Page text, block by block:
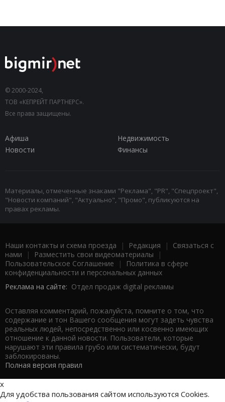
© 2000-2024,
ТОВ «КЕПРЕЙТ ПАРТНЕРС».
Все права защищены.
Афиша
Недвижимость
Новости
Финансы
Материалы, отмеченные знаками "Реклама", "PR", "Спецпроект",
"Новости компаний", "Актуально", "Промо", публикуются на
правах рекламы.
Наши контакты и схема проезда | Редакция | Связаться с
нами | Разместить свои видеоматериалы |
Пользовательское Соглашение |
Политика в сфере
конфиденциальности и персональных данных
Реклама на сайте: Отдел продаж digital рекламы
Оставляя комментарий, пожалуйста, помните о том, что
содержание и тон Вашего сообщения могут задеть чувства
реальных людей, непосредственно или косвенно имеющих
отношение к данной новости. Пользователи, которые
нарушают эти правила грубо или систематически, будут
заблокированы.
Полная версия правил
x
Для удобства пользования сайтом используются Cookies.